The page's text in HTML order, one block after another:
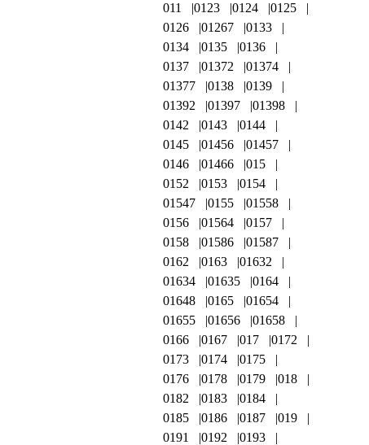
011 0123 0124
0125
0126
01267
0133
0134
0135
0136
0137
01372
01374
01377
0138
0139
01392
01397
01398
0142
0143
0144
0145
01456
01457
0146
01466
015
0152
0153
0154
01547
0155
01558
0156
01564
0157
0158
01586
01587
0162
0163
01632
01634
01635
0164
01648
0165
01654
01655
01656
01658
0166
0167 017
0172
0173
0174
0175
0176
0178 0179
018
0182
0183
0184
0185
0186 0187
019
0191
0192
0193